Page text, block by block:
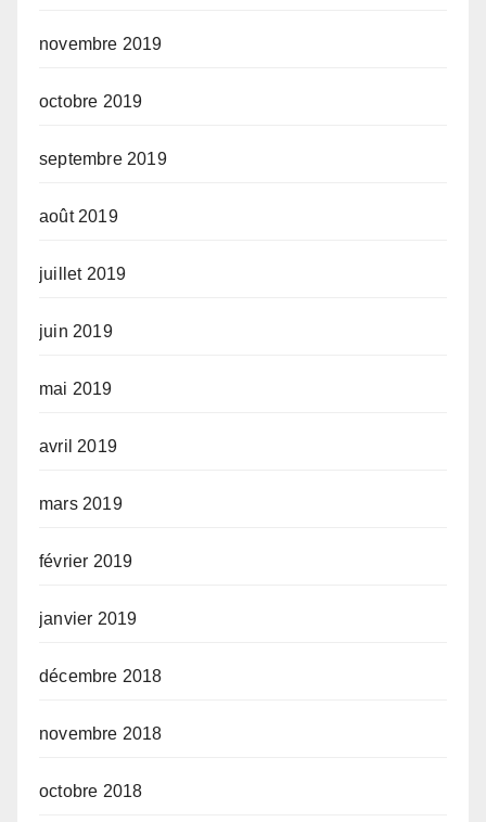
novembre 2019
octobre 2019
septembre 2019
août 2019
juillet 2019
juin 2019
mai 2019
avril 2019
mars 2019
février 2019
janvier 2019
décembre 2018
novembre 2018
octobre 2018